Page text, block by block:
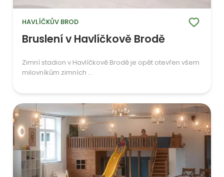
HAVLÍČKŮV BROD
Bruslení v Havlíčkově Brodě
Zimní stadion v Havlíčkově Brodě je opět otevřen všem
milovníkům zimních ...